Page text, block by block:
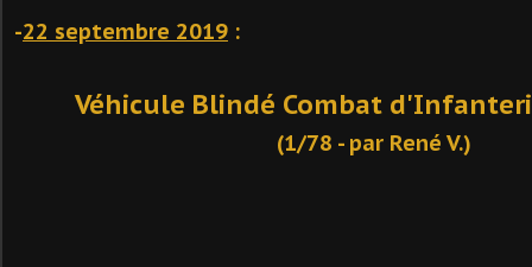
-22 septembre 2019 :
Véhicule Blindé Combat
(1/78 - par René V.)